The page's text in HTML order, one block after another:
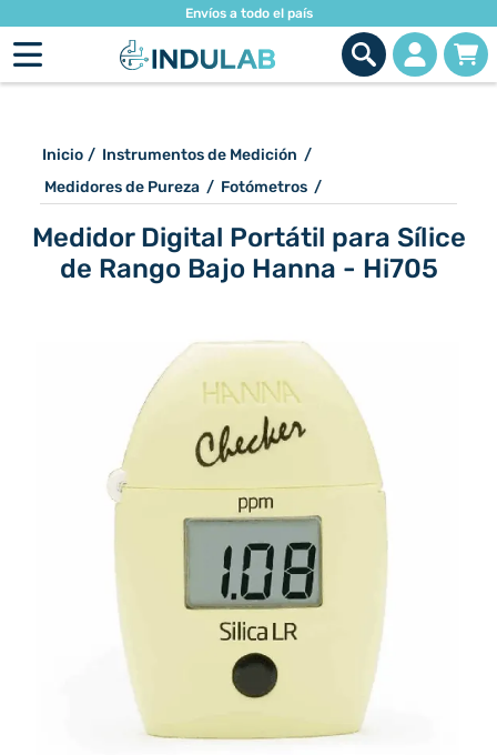
Envíos a todo el país
Inicio / Instrumentos de Medición /
Medidores de Pureza / Fotómetros /
Medidor Digital Portátil para Sílice
de Rango Bajo Hanna - Hi705